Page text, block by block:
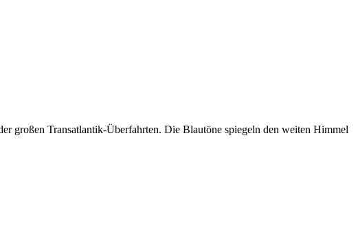
großen Transatlantik-Überfahrten. Die Blautöne spiegeln den weiten Himmel